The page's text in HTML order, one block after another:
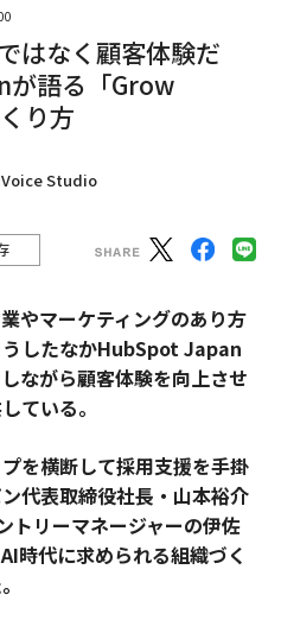
はなく顧客体験だ
語る「Grow
り方
Studio
やマーケティングのあり方
したなかHubSpot Japan
ながら顧客体験を向上させ
ている。
を横断して採用支援を手掛
代表取締役社長・山本裕介
リーマネージャーの伊佐
時代に求められる組織づく